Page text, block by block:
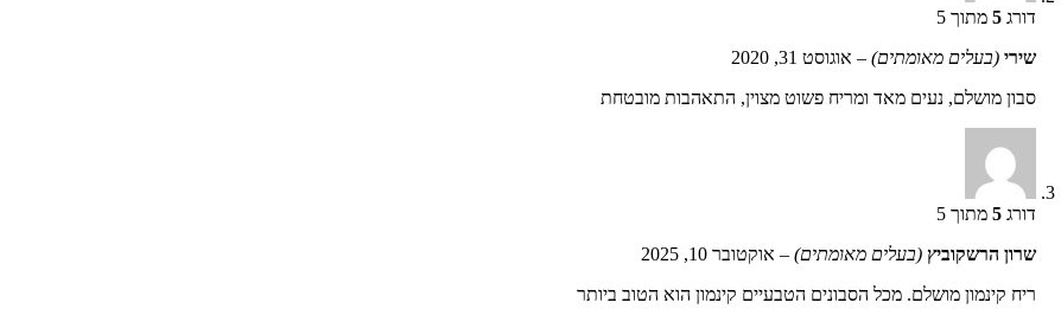
דורג5 מתוך 5
שירי(בעלים מאומתים) – אוגוסט 31, 2020
סבון מושלם, נעים מאד ומריח פשוט מצוין, התאהבות מובטחת
דורג5 מתוך 5
שרון הרשקוביץ(בעלים מאומתים) – אוקטובר 10, 2025
ריח קינמון מושלם. מכל הסבונים הטבעיים קינמון הוא הטוב ביותר